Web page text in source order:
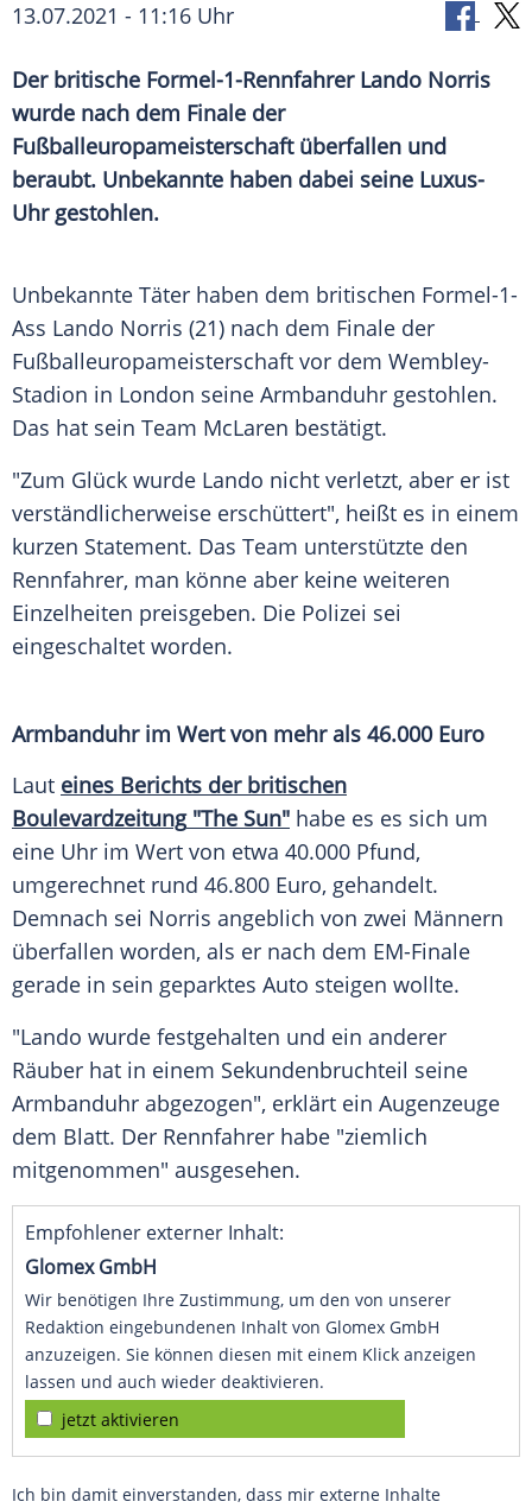
13.07.2021 - 11:16 Uhr
Der britische Formel-1-Rennfahrer Lando Norris
wurde nach dem Finale der
Fußballeuropameisterschaftüberfallen und
beraubt. Unbekannte haben dabei seine Luxus-
Uhr gestohlen.
Unbekannte Täter haben dem britischen Formel-1-
Ass Lando Norris (21) nach dem Finale der
Fußballeuropameisterschaft vor dem Wembley-
Stadion in London seine Armbanduhr gestohlen.
Das hat sein Team McLaren bestätigt.
"Zum Glück wurde Lando nicht verletzt, aber er ist
verständlicherweise erschüttert", heißt es in einem
kurzen Statement. Das Team unterstützte den
Rennfahrer, man könne aber keine weiteren
Einzelheiten preisgeben. Die Polizei sei
eingeschaltet worden.
Armbanduhr im Wert von mehr als 46.000 Euro
Laut eines Berichts der britischen
Boulevardzeitung"The Sun" habe es es sich um
eine Uhr im Wert von etwa 40.000 Pfund,
umgerechnet rund 46.800 Euro, gehandelt.
Demnach sei Norris angeblich von zwei Männern
überfallen worden, als er nach dem EM-Finale
gerade in sein geparktes Auto steigen wollte.
"Lando wurde festgehalten und ein anderer
Räuber hat in einem Sekundenbruchteil seine
Armbanduhr abgezogen", erklärt ein Augenzeuge
dem Blatt. Der Rennfahrer habe "ziemlich
mitgenommen" ausgesehen.
Empfohlener externer Inhalt:
Glomex GmbH
Wir benötigen Ihre Zustimmung, um den von unserer
Redaktion eingebundenen Inhalt von Glomex GmbH
anzuzeigen. Sie können diesen mit einem Klick anzeigen
lassen und auch wieder deaktivieren.
jetzt aktivieren
Ich bin damit einverstanden, dass mir externe Inhalte